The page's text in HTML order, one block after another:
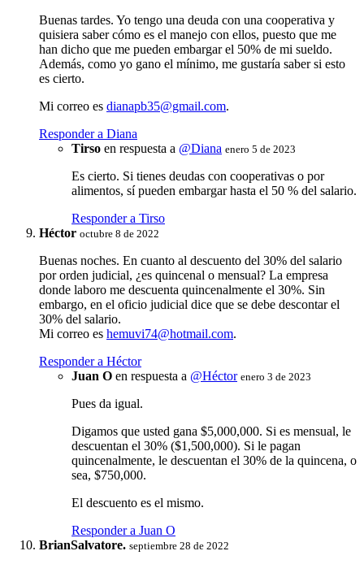
Buenas tardes. Yo tengo una deuda con una cooperativa y
quisiera saber cómo es el manejo con ellos, puesto que me
han dicho que me pueden embargar el 50% de mi sueldo.
Además, como yo gano el mínimo, me gustaría saber si esto
es cierto.
Mi correo es dianapb35@gmail.com.
Responder a Diana
Tirso en respuesta a @Diana enero 5 de 2023
Es cierto. Si tienes deudas con cooperativas o por
alimentos, sí pueden embargar hasta el 50 % del salario.
Responder a Tirso
Héctor octubre 8 de 2022
Buenas noches. En cuanto al descuento del 30% del salario
por orden judicial, ¿es quincenal o mensual? La empresa
donde laboro me descuenta quincenalmente el 30%. Sin
embargo, en el oficio judicial dice que se debe descontar el
30% del salario.
Mi correo es hemuvi74@hotmail.com.
Responder a Héctor
Juan O en respuesta a @Héctor enero 3 de 2023
Pues da igual.
Digamos que usted gana $5,000,000. Si es mensual, le
descuentan el 30% ($1,500,000). Si le pagan
quincenalmente, le descuentan el 30% de la quincena, o
sea, $750,000.
El descuento es el mismo.
Responder a Juan O
BrianSalvatore. septiembre 28 de 2022